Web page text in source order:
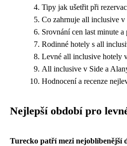
Tipy jak ušetřit při
Co zahrnuje all inclusive v
Srovnání cen last minute
Rodinné hotely s all
Levné all inclusive hotely
All inclusive v Side a
Hodnocení a recenze
Nejlepší období pro
Turecko patří mezi nejoblíbenější